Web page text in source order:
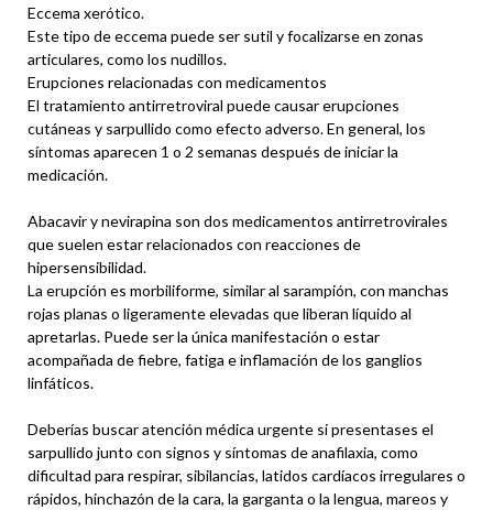
Eccema xerótico.
Este tipo de eccema puede ser sutil y focalizarse en zonas
articulares, como los nudillos.
Erupciones relacionadas con medicamentos
El tratamiento antirretroviral puede causar erupciones
cutáneas y sarpullido como efecto adverso. En general, los
síntomas aparecen 1 o 2 semanas después de iniciar la
medicación.
Abacavir y nevirapina son dos medicamentos antirretrovirales
que suelen estar relacionados con reacciones de
hipersensibilidad.
La erupción es morbiliforme, similar al sarampión, con manchas
rojas planas o ligeramente elevadas que liberan líquido al
apretarlas. Puede ser la única manifestación o estar
acompañada de fiebre, fatiga e inflamación de los ganglios
linfáticos.
Deberías buscar atención médica urgente si presentases el
sarpullido junto con signos y síntomas de anafilaxia, como
dificultad para respirar, sibilancias, latidos cardíacos irregulares o
rápidos, hinchazón de la cara, la garganta o la lengua, mareos y